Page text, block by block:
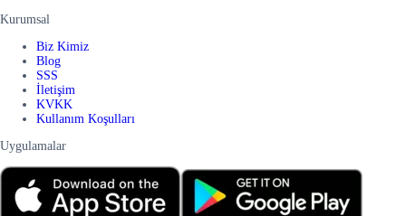
Kurumsal
Biz Kimiz
Blog
SSS
İletişim
KVKK
Kullanım Koşulları
Uygulamalar